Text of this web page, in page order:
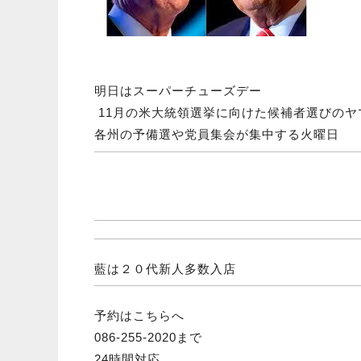
明日はスーパーチューズデー
11月の米大統領選挙に向けた候補者選びのヤ
各州の予備選や党員集会が集中する火曜日
藍は２０代新人多数入店
予約はこちらへ
086-255-2020まで